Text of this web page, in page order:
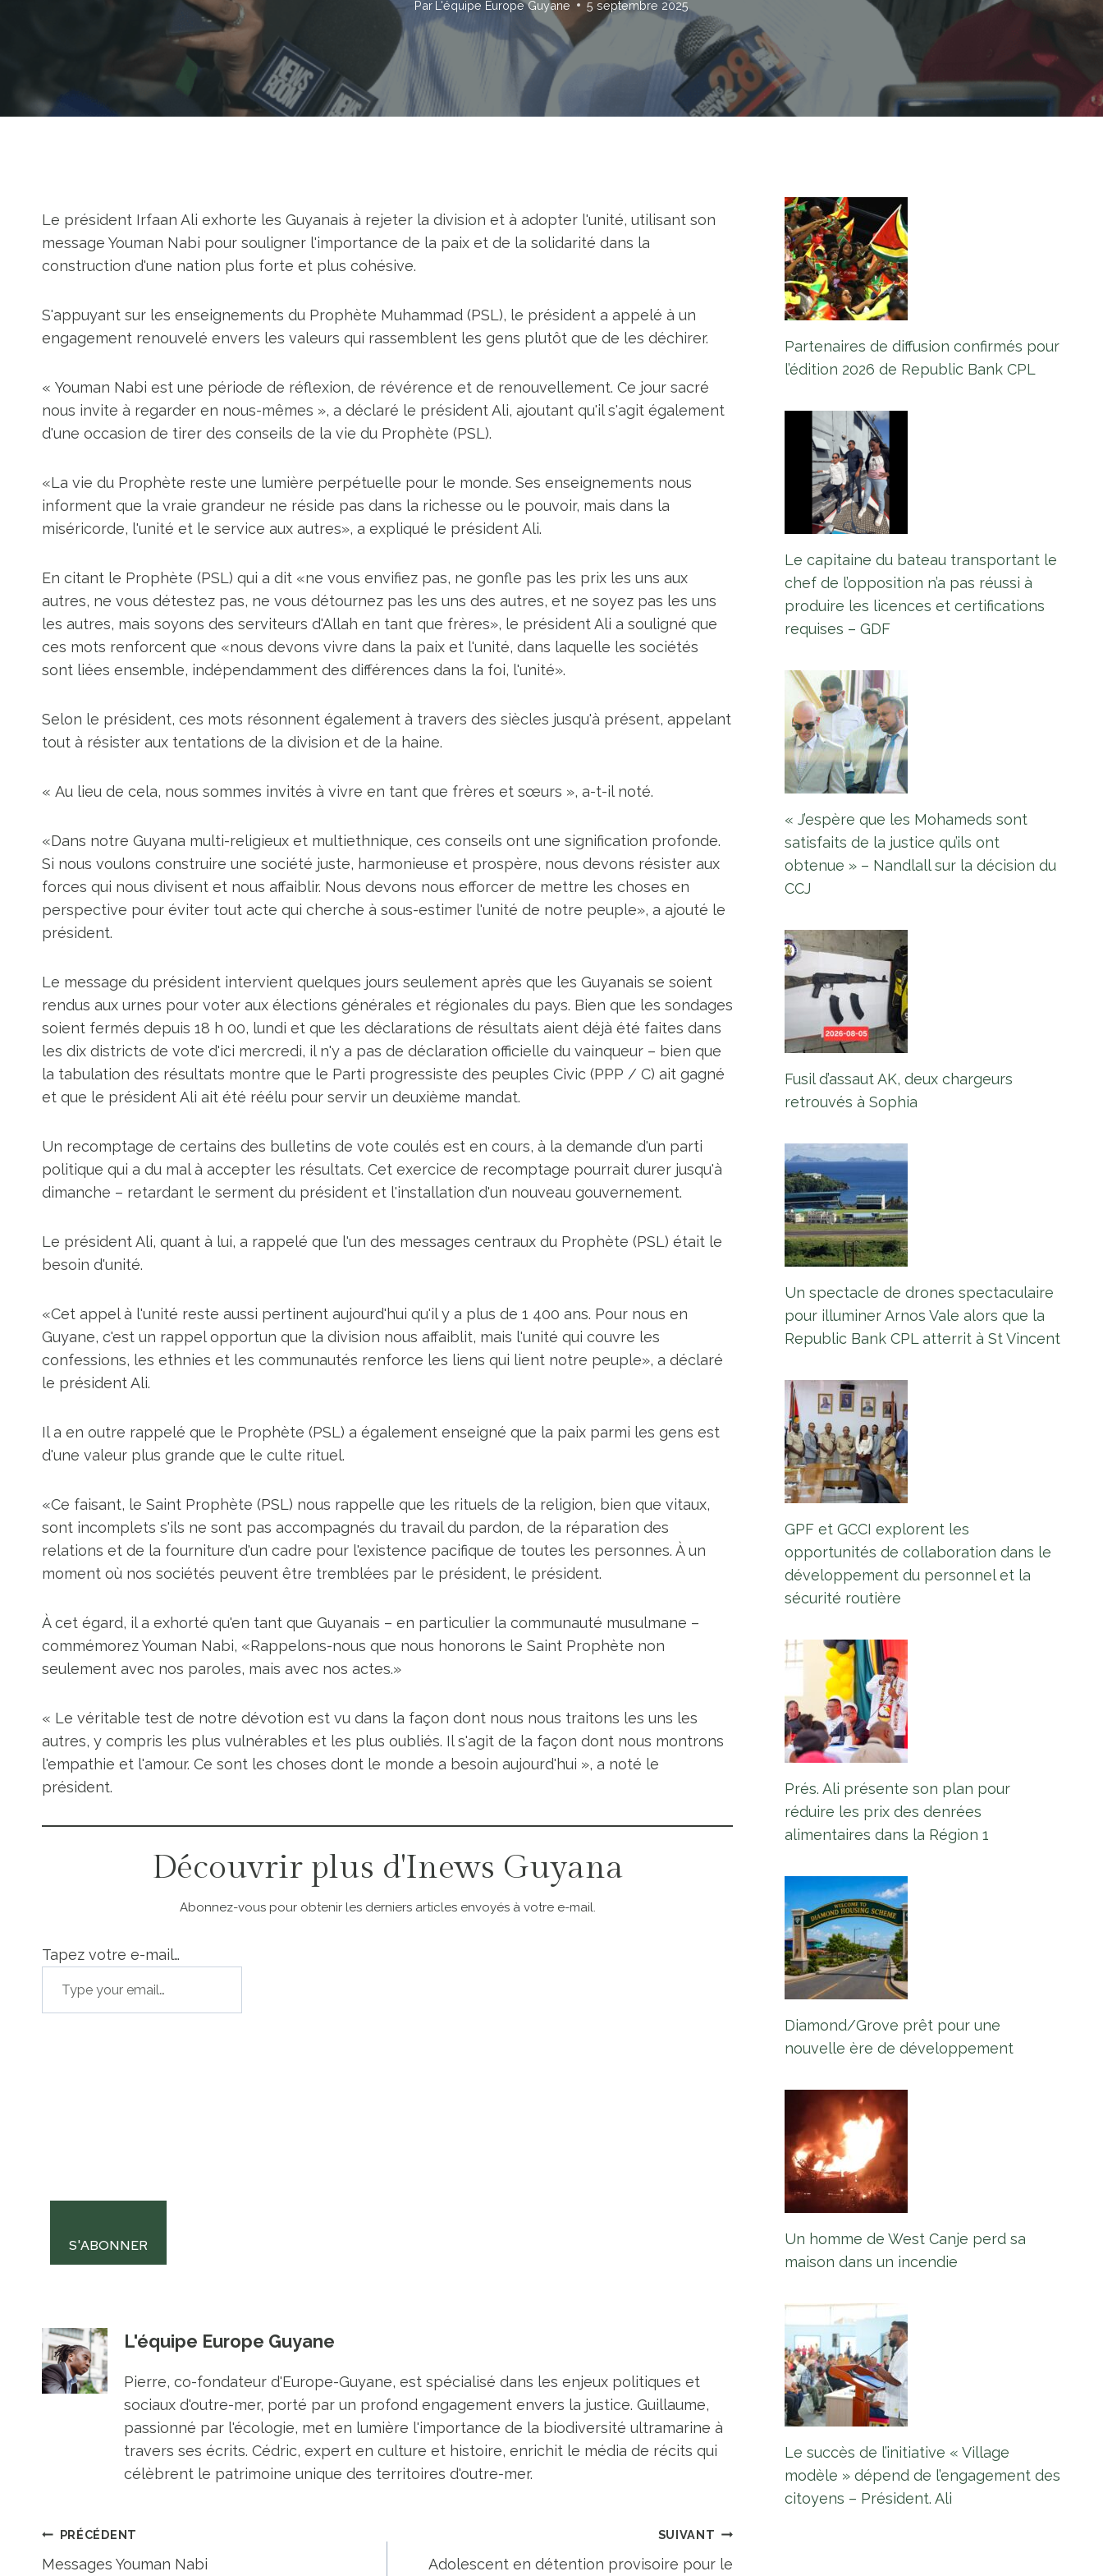
Par L'équipe Europe Guyane 5 septembre 2025
Le président Irfaan Ali exhorte les Guyanais à rejeter la division et à adopter l'unité, utilisant son
message Youman Nabi pour souligner l'importance de la paix et de la solidarité dans la
construction d'une nation plus forte et plus cohésive.
S'appuyant sur les enseignements du Prophète Muhammad (PSL), le président a appelé à un
engagement renouvelé envers les valeurs qui rassemblent les gens plutôt que de les déchirer.
« Youman Nabi est une période de réflexion, de révérence et de renouvellement. Ce jour sacré
nous invite à regarder en nous-mêmes », a déclaré le président Ali, ajoutant qu'il s'agit également
d'une occasion de tirer des conseils de la vie du Prophète (PSL).
«La vie du Prophète reste une lumière perpétuelle pour le monde. Ses enseignements nous
informent que la vraie grandeur ne réside pas dans la richesse ou le pouvoir, mais dans la
miséricorde, l'unité et le service aux autres», a expliqué le président Ali.
En citant le Prophète (PSL) qui a dit «ne vous envifiez pas, ne gonfle pas les prix les uns aux
autres, ne vous détestez pas, ne vous détournez pas les uns des autres, et ne soyez pas les uns
les autres, mais soyons des serviteurs d'Allah en tant que frères», le président Ali a souligné que
ces mots renforcent que «nous devons vivre dans la paix et l'unité, dans laquelle les sociétés
sont liées ensemble, indépendamment des différences dans la foi, l'unité».
Selon le président, ces mots résonnent également à travers des siècles jusqu'à présent, appelant
tout à résister aux tentations de la division et de la haine.
« Au lieu de cela, nous sommes invités à vivre en tant que frères et sœurs », a-t-il noté.
«Dans notre Guyana multi-religieux et multiethnique, ces conseils ont une signification profonde.
Si nous voulons construire une société juste, harmonieuse et prospère, nous devons résister aux
forces qui nous divisent et nous affaiblir. Nous devons nous efforcer de mettre les choses en
perspective pour éviter tout acte qui cherche à sous-estimer l'unité de notre peuple», a ajouté le
président.
Le message du président intervient quelques jours seulement après que les Guyanais se soient
rendus aux urnes pour voter aux élections générales et régionales du pays. Bien que les sondages
soient fermés depuis 18 h 00, lundi et que les déclarations de résultats aient déjà été faites dans
les dix districts de vote d'ici mercredi, il n'y a pas de déclaration officielle du vainqueur – bien que
la tabulation des résultats montre que le Parti progressiste des peuples Civic (PPP / C) ait gagné
et que le président Ali ait été réélu pour servir un deuxième mandat.
Un recomptage de certains des bulletins de vote coulés est en cours, à la demande d'un parti
politique qui a du mal à accepter les résultats. Cet exercice de recomptage pourrait durer jusqu'à
dimanche – retardant le serment du président et l'installation d'un nouveau gouvernement.
Le président Ali, quant à lui, a rappelé que l'un des messages centraux du Prophète (PSL) était le
besoin d'unité.
«Cet appel à l'unité reste aussi pertinent aujourd'hui qu'il y a plus de 1 400 ans. Pour nous en
Guyane, c'est un rappel opportun que la division nous affaiblit, mais l'unité qui couvre les
confessions, les ethnies et les communautés renforce les liens qui lient notre peuple», a déclaré
le président Ali.
Il a en outre rappelé que le Prophète (PSL) a également enseigné que la paix parmi les gens est
d'une valeur plus grande que le culte rituel.
«Ce faisant, le Saint Prophète (PSL) nous rappelle que les rituels de la religion, bien que vitaux,
sont incomplets s'ils ne sont pas accompagnés du travail du pardon, de la réparation des
relations et de la fourniture d'un cadre pour l'existence pacifique de toutes les personnes. À un
moment où nos sociétés peuvent être tremblées par le président, le président.
À cet égard, il a exhorté qu'en tant que Guyanais – en particulier la communauté musulmane –
commémorez Youman Nabi, «Rappelons-nous que nous honorons le Saint Prophète non
seulement avec nos paroles, mais avec nos actes.»
« Le véritable test de notre dévotion est vu dans la façon dont nous nous traitons les uns les
autres, y compris les plus vulnérables et les plus oubliés. Il s'agit de la façon dont nous montrons
l'empathie et l'amour. Ce sont les choses dont le monde a besoin aujourd'hui », a noté le
président.
Découvrir plus d'Inews Guyana
Abonnez-vous pour obtenir les derniers articles envoyés à votre e-mail.
Tapez votre e-mail…
S'ABONNER
L'équipe Europe Guyane
Pierre, co-fondateur d'Europe-Guyane, est spécialisé dans les enjeux politiques et
sociaux d'outre-mer, porté par un profond engagement envers la justice. Guillaume,
passionné par l'écologie, met en lumière l'importance de la biodiversité ultramarine à
travers ses écrits. Cédric, expert en culture et histoire, enrichit le média de récits qui
célèbrent le patrimoine unique des territoires d'outre-mer.
Navigation
PRÉCÉDENT
Messages Youman Nabi
SUIVANT
Adolescent en détention provisoire pour le
Partenaires de diffusion confirmés pour
l’édition 2026 de Republic Bank CPL
Le capitaine du bateau transportant le
chef de l’opposition n’a pas réussi à
produire les licences et certifications
requises – GDF
« J’espère que les Mohameds sont
satisfaits de la justice qu’ils ont
obtenue » – Nandlall sur la décision du
CCJ
Fusil d’assaut AK, deux chargeurs
retrouvés à Sophia
Un spectacle de drones spectaculaire
pour illuminer Arnos Vale alors que la
Republic Bank CPL atterrit à St Vincent
GPF et GCCI explorent les
opportunités de collaboration dans le
développement du personnel et la
sécurité routière
Prés. Ali présente son plan pour
réduire les prix des denrées
alimentaires dans la Région 1
Diamond/Grove prêt pour une
nouvelle ère de développement
Un homme de West Canje perd sa
maison dans un incendie
Le succès de l’initiative « Village
modèle » dépend de l’engagement des
citoyens – Président. Ali